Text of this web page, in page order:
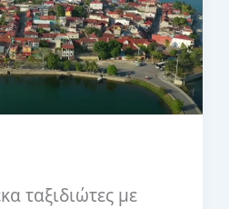
ταξιδιώτες με